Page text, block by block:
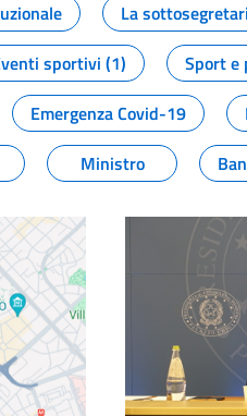
La
sportivi (1)
Sport e
Emergenza Covid-19
Ministro